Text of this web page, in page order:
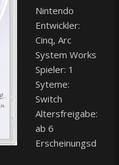
Nintendo
Entwickler:
Cinq, Arc
System Works
Spieler: 1
Syteme:
Switch
Altersfreigabe:
ab 6
Erscheinungsd